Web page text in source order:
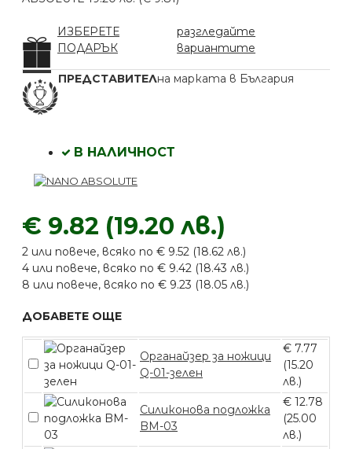
ИЗБЕРЕТЕ
ПОДАРЪК
разгледайте
вариантите
ПРЕДСТАВИТЕЛна марката в България
€ 9.82 (19.20 лв.)
2 или повече, всяко по € 9.52 (18.62 лв.)
4 или повече, всяко по € 9.42 (18.43 лв.)
8 или повече, всяко по € 9.23 (18.05 лв.)
В НАЛИЧНОСТ
ДОБАВЕТЕ ОЩЕ
Органайзер за ножици
Q-01-зелен
€ 7.77
(15.20
лв.)
Силиконова подложка
BM-03
€ 12.78
(25.00
лв.)